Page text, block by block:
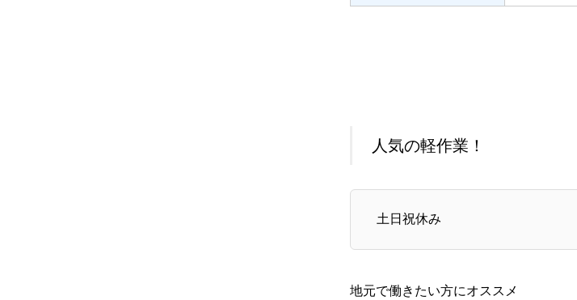
人気の軽作業！
土日祝休み
地元で働きたい方にオススメ